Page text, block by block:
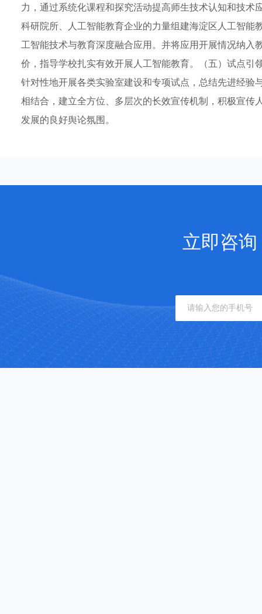
力，通过系统化课程和探究活动提高师生技术认知和技
科研院所、人工智能教育企业的力量组建海淀区人工智
工智能技术与教育深度融合应用。并将应用开展情况纳
价，指导学校扎实有效开展人工智能教育。（五）试点
针对性地开展各类实验室建设和专项试点，总结先进经
相结合，建立全方位、多层次的长效宣传机制，积极宣
发展的良好舆论氛围。
立即咨